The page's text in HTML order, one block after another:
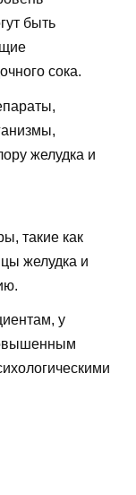
быть
сока.
желудка и
такие как
желудка и
у